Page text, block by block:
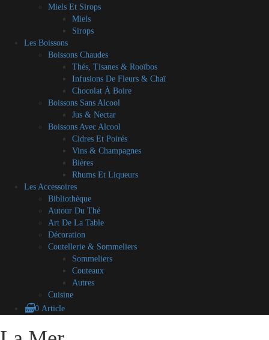
Miels Et Sirops
Miels
Sirops
Les Boissons
Boissons Chaudes
Thés, Tisanes & Rooïbos
Infusions De Fleurs & Chaï
Chocolat À Boire
Boissons Sans Alcool
Jus & Nectar
Boissons Avec Alcool
Cidres Et Poirés
Vins & Champagnes
Bières
Rhums Et Liqueurs
Les Accessoires
Bibliothèque
Autour Du Thé
Art De La Table
Décoration
Coutellerie & Sommeliers
Sommeliers
Couteaux
Autres
Cuisine
0 Article
propos
compte
partenaires
Skip